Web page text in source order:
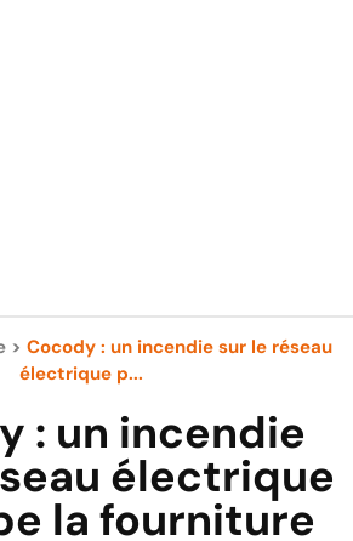
> Cocody : un incendie sur le réseau
électrique p...
: un incendie
électrique
la fourniture